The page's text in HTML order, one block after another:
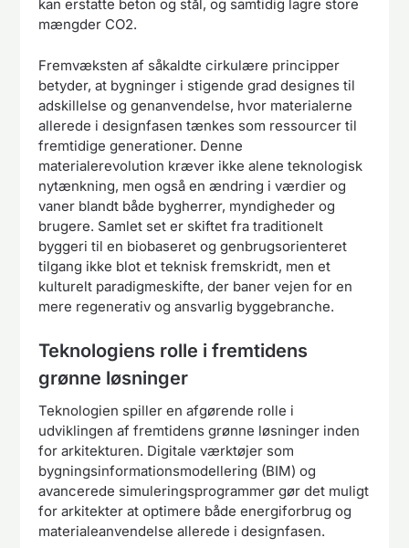
kan erstatte beton og stål, og samtidig lagre store
mængder CO2.
Fremvæksten af såkaldte cirkulære principper
betyder, at bygninger i stigende grad designes til
adskillelse og genanvendelse, hvor materialerne
allerede i designfasen tænkes som ressourcer til
fremtidige generationer. Denne
materialerevolution kræver ikke alene teknologisk
nytænkning, men også en ændring i værdier og
vaner blandt både bygherrer, myndigheder og
brugere. Samlet set er skiftet fra traditionelt
byggeri til en biobaseret og genbrugsorienteret
tilgang ikke blot et teknisk fremskridt, men et
kulturelt paradigmeskifte, der baner vejen for en
mere regenerativ og ansvarlig byggebranche.
Teknologiens rolle i fremtidens
grønne løsninger
Teknologien spiller en afgørende rolle i
udviklingen af fremtidens grønne løsninger inden
for arkitekturen. Digitale værktøjer som
bygningsinformationsmodellering (BIM) og
avancerede simuleringsprogrammer gør det muligt
for arkitekter at optimere både energiforbrug og
materialeanvendelse allerede i designfasen.